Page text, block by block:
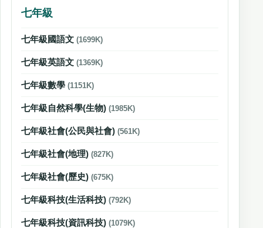
七年級
七年級國語文 (1699K)
七年級英語文 (1369K)
七年級數學 (1151K)
七年級自然科學(生物) (1985K)
七年級社會(公民與社會) (561K)
七年級社會(地理) (827K)
七年級社會(歷史) (675K)
七年級科技(生活科技) (792K)
七年級科技(資訊科技) (1079K)